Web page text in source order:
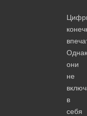
они
не
в
себя